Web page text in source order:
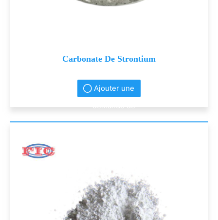
Carbonate De Strontium
Ajouter une
demande de
renseignement